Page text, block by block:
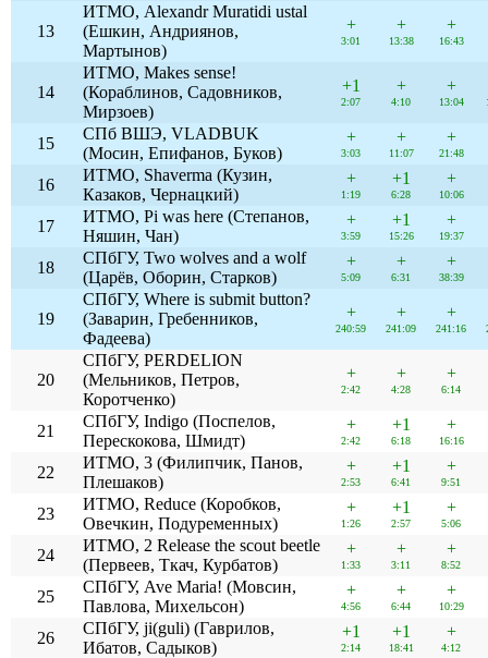
13
ИТМО, Alexandr Muratidi ustal
(Ешкин, Андриянов,
Мартынов)
+
3:01
+
13:38
+
16:43
14
ИТМО, Makes sense!
(Кораблинов, Садовников,
Мирзоев)
+1
2:07
+
4:10
+
13:04
15
СПб ВШЭ, VLADBUK
(Мосин, Епифанов, Буков)
+
3:03
+
11:07
+
21:48
16
ИТМО, Shaverma (Кузин,
Казаков, Чернацкий)
+
1:19
+1
6:28
+
10:06
17
ИТМО, Pi was here (Степанов,
Няшин, Чан)
+
3:59
+1
15:26
+
19:37
18
СПбГУ, Two wolves and a wolf
(Царёв, Оборин, Старков)
+
5:09
+
6:31
+
38:39
19
СПбГУ, Where is submit button?
(Заварин, Гребенников,
Фадеева)
+
240:59
+
241:09
+
241:16
20
СПбГУ, PERDELION
(Мельников, Петров,
Коротченко)
+
2:42
+
4:28
+
6:14
21
СПбГУ, Indigo (Поспелов,
Перескокова, Шмидт)
+
2:42
+1
6:18
+
16:16
22
ИТМО, 3 (Филипчик, Панов,
Плешаков)
+
2:53
+1
6:41
+
9:51
23
ИТМО, Reduce (Коробков,
Овечкин, Подуременных)
+
1:26
+1
2:57
+
5:06
24
ИТМО, 2 Release the scout beetle
(Первеев, Ткач, Курбатов)
+
1:33
+
3:11
+
8:52
25
СПбГУ, Ave Maria! (Мовсин,
Павлова, Михельсон)
+
4:56
+
6:44
+
10:29
26
СПбГУ, ji(guli) (Гаврилов,
Ибатов, Садыков)
+1
2:14
+1
18:41
+
4:12